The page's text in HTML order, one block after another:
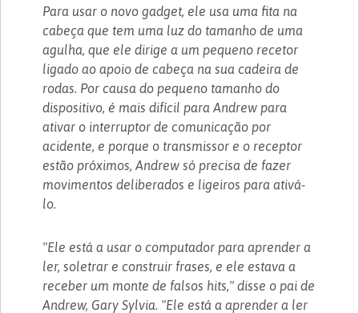
Para usar o novo gadget, ele usa uma fita na
cabeça que tem uma luz do tamanho de uma
agulha, que ele dirige a um pequeno recetor
ligado ao apoio de cabeça na sua cadeira de
rodas. Por causa do pequeno tamanho do
dispositivo, é mais difícil para Andrew para
ativar o interruptor de comunicação por
acidente, e porque o transmissor e o receptor
estão próximos, Andrew só precisa de fazer
movimentos deliberados e ligeiros para ativá-
lo.
"Ele está a usar o computador para aprender a
ler, soletrar e construir frases, e ele estava a
receber um monte de falsos hits," disse o pai de
Andrew, Gary Sylvia. "Ele está a aprender a ler